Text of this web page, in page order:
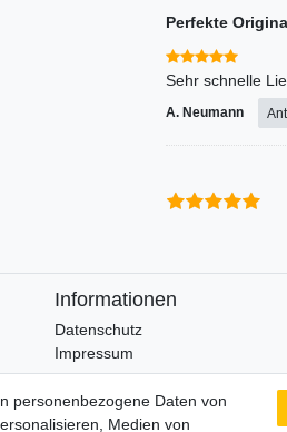
Perfekte
Sehr schnelle
A. Neumann
Informationen
Datenschutz
Impressum
Wir verschicken klimaneutral mit
personenbezogene Daten von
Medien von